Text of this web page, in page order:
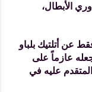
دوري الأبطال،
عن أتلتيك بلباو
عازماً على
المتقدم عليه في